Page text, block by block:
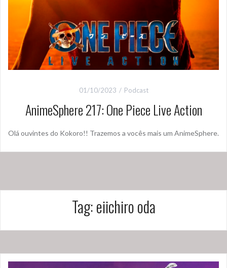
01/10/2023 Podcast
AnimeSphere 217: One Piece Live Action
Olá ouvintes do Kokoro!! Trazemos a vocês mais um AnimeSphere.
Tag:eiichiro oda